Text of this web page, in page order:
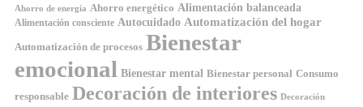
Ahorro de energía Ahorro energético Alimentación balanceada
Alimentación consciente Autocuidado Automatización del hogar
Automatización de procesos Bienestar
emocional Bienestar mental Bienestar personal Consumo
responsable Decoración de interiores Decoración